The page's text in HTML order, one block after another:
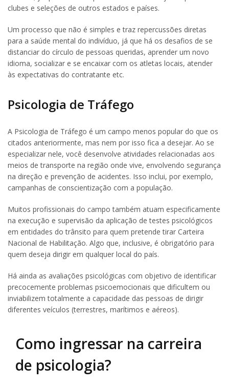
clubes e seleções de outros estados e países.
Um processo que não é simples e traz repercussões diretas
para a saúde mental do indivíduo, já que há os desafios de se
distanciar do círculo de pessoas queridas, aprender um novo
idioma, socializar e se encaixar com os atletas locais, atender
às expectativas do contratante etc.
Psicologia de Tráfego
A Psicologia de Tráfego é um campo menos popular do que os
citados anteriormente, mas nem por isso fica a desejar. Ao se
especializar nele, você desenvolve atividades relacionadas aos
meios de transporte na região onde vive, envolvendo segurança
na direção e prevenção de acidentes. Isso inclui, por exemplo,
campanhas de conscientização com a população.
Muitos profissionais do campo também atuam especificamente
na execução e supervisão da aplicação de testes psicológicos
em entidades do trânsito para quem pretende tirar Carteira
Nacional de Habilitação. Algo que, inclusive, é obrigatório para
quem deseja dirigir em qualquer local do país.
Há ainda as avaliações psicológicas com objetivo de identificar
precocemente problemas psicoemocionais que dificultem ou
inviabilizem totalmente a capacidade das pessoas de dirigir
diferentes veículos (terrestres, marítimos e aéreos).
Como ingressar na carreira
de psicologia?